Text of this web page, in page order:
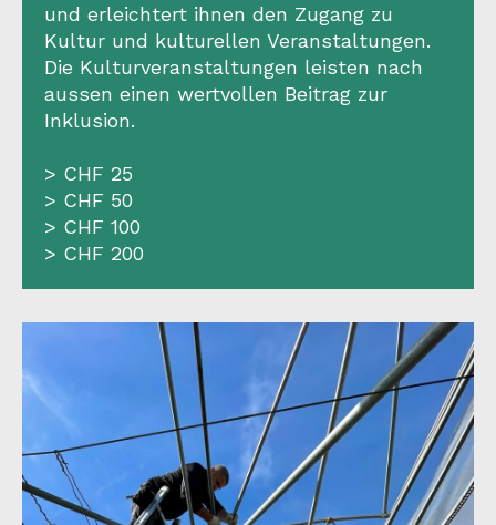
und erleichtert ihnen den Zugang zu
Kultur und kulturellen Veranstaltungen.
Die Kulturveranstaltungen leisten nach
aussen einen wertvollen Beitrag zur
Inklusion.
> CHF 25
> CHF 50
> CHF 100
> CHF 200